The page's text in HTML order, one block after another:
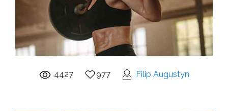
4427 977 Filip Augustyn